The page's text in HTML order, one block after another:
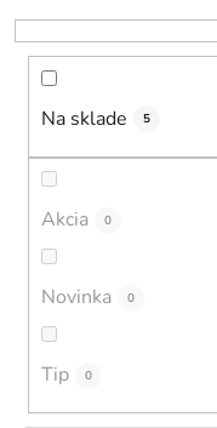
r
o
Na sklade 5
Akcia 0
Novinka 0
Tip 0